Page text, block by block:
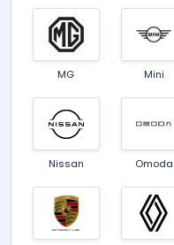
MG Mini
Nissan Omoda